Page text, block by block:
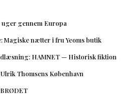
uger gennem Europa
Magiske nætter i fru Yeoms butik
HAMNET — Historisk fiktion
Thomsens København